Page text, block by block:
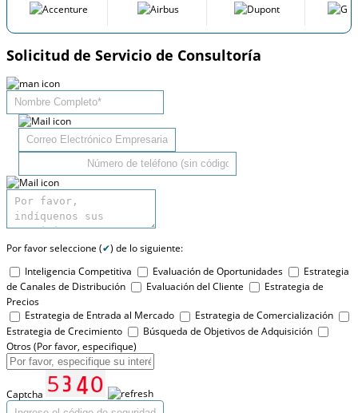
Solicitud de Servicio de Consultoría
Por favor seleccione (✔) de lo siguiente:
Inteligencia Competitiva
Evaluación de Oportunidades
Estrategia
de Canales de Distribución
Evaluación del Cliente
Estrategia de
Precios
Estrategia de Entrada al Mercado
Estrategia de Comercialización
Estrategia de Crecimiento
Búsqueda de Objetivos de Adquisición
Otros (Por favor, especifique)
Captcha